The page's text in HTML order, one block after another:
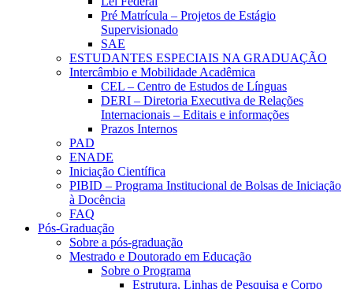
Pré Matrícula – Projetos de Estágio
Supervisionado
SAE
ESTUDANTES ESPECIAIS NA GRADUAÇÃO
Intercâmbio e Mobilidade Acadêmica
CEL – Centro de Estudos de Línguas
DERI – Diretoria Executiva de Relações
Internacionais – Editais e informações
Prazos Internos
PAD
ENADE
Iniciação Científica
PIBID – Programa Institucional de Bolsas de Iniciação
à Docência
FAQ
Pós-Graduação
Sobre a pós-graduação
Mestrado e Doutorado em Educação
Sobre o Programa
Estrutura, Linhas de Pesquisa e Corpo